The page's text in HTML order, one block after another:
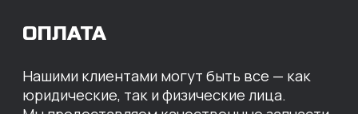
ПРЕДЛОЖИТЬ ВАМ
ИНДИВИДУАЛЬНЫЕ
УСЛОВИЯ НА СТОИМОСТЬ